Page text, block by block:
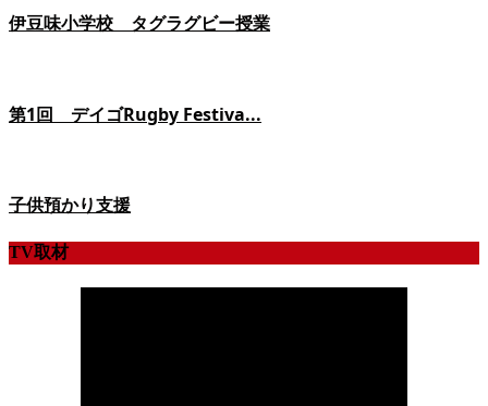
伊豆味小学校 タグラグビー授業
第1回 デイゴRugby Festiva...
子供預かり支援
TV取材